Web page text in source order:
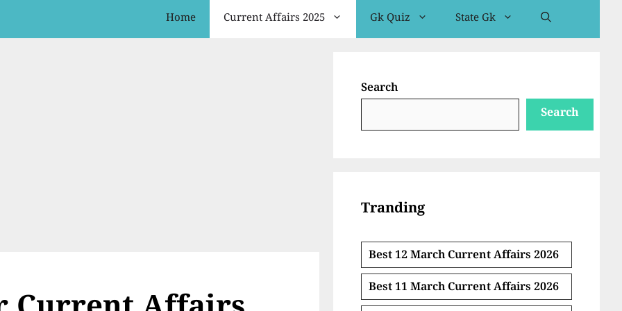
Home Current Affairs 2025 Gk Quiz State Gk
Search
Search
Tranding
Best 12 March Current Affairs 2026
Best 11 March Current Affairs 2026